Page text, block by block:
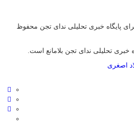
پایگاه خبری تحلیلی ندای تجن محفوظ
خبری تحلیلی ندای تجن بلامانع است.
اصغری